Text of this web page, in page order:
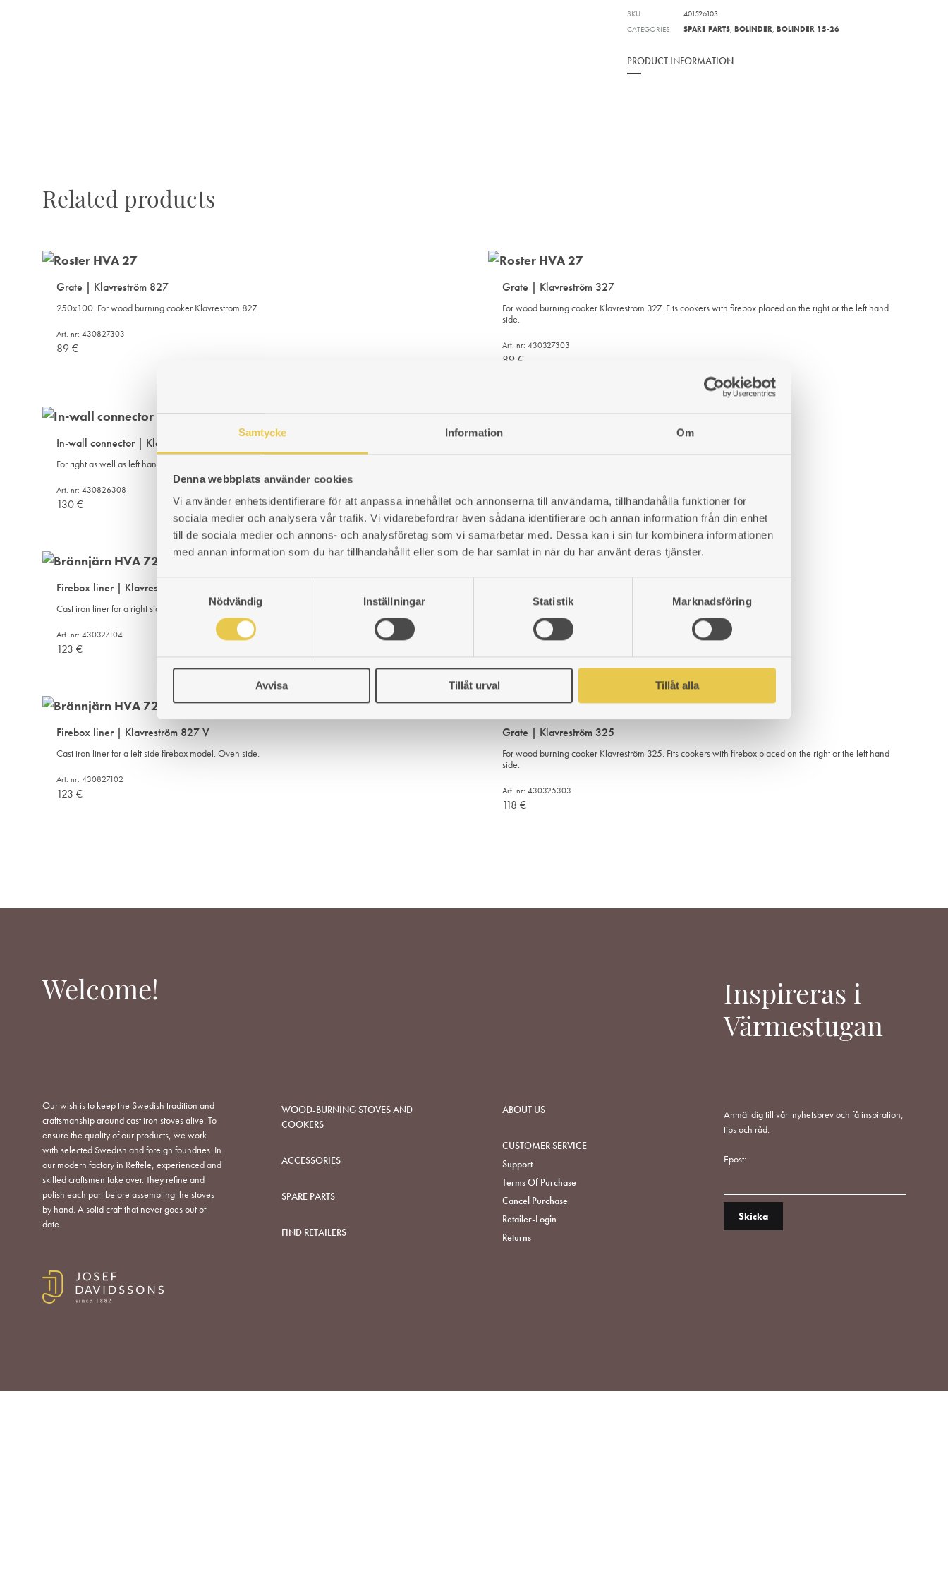
Samtycke Information Om
Denna webbplats använder cookies
Vi använder enhetsidentifierare för att anpassa innehållet och annonserna till användarna, tillhandahålla funktioner för
sociala medier och analysera vår trafik. Vi vidarebefordrar även sådana identifierare och annan information från din enhet
till de sociala medier och annons- och analysföretag som vi samarbetar med. Dessa kan i sin tur kombinera informationen
med annan information som du har tillhandahållit eller som de har samlat in när du har använt deras tjänster.
S
e
s
v
a
Nödvändig Inställningar Statistik Marknadsföring
Avvisa Tillåt urval Tillåt alla
SKU
401526103
CATEGORIES
SPARE PARTS,BOLINDER,BOLINDER 15-26
PRODUCT INFORMATION
Related products
Grate | Klavreström 827
250x100. For wood burning cooker Klavreström 827.
Art. nr: 430827303
89€
Grate | Klavreström 327
For wood burning cooker Klavreström 327. Fits cookers with firebox placed on the right or the left hand
side.
Art. nr: 430327303
89€
In-wall connector | Klavreström 826
For right as well as left hand firebox model.
Art. nr: 430826308
130€
WISHLIST
123€
Firebox liner | Klavreström 327 H
Cast iron liner for a right side firebox model. Oven side.
Art. nr: 430327104
123 €
ADD
TO
Cast iron liner for a left side firebox model. Oven side.
Art. nr: 430826102
Firebox liner | Klavreström 827 V
Cast iron liner for a left side firebox model. Oven side.
Art. nr: 430827102
123 €
Grate | Klavreström 325
For wood burning cooker Klavreström 325. Fits cookers with firebox placed on the right or the left hand
side.
Art. nr: 430325303
118 €
Welcome!
Our wish is to keep the Swedish tradition and
craftsmanship around cast iron stoves alive. To
ensure the quality of our products, we work
with selected Swedish and foreign foundries. In
our modern factory in Reftele, experienced and
skilled craftsmen take over. They refine and
polish each part before assembling the stoves
by hand. A solid craft that never goes out of
date.
WOOD-BURNING STOVES AND
COOKERS
ACCESSORIES
SPARE PARTS
FIND RETAILERS
ABOUT US
CUSTOMER SERVICE
Support
Terms Of Purchase
Cancel Purchase
Retailer-Login
Returns
Inspireras i
Värmestugan
Anmäl dig till vårt nyhetsbrev och få inspiration,
tips och råd.
Epost: